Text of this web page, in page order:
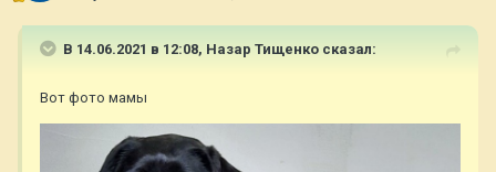
В 14.06.2021 в 12:08, Назар Тищенко сказал:
Вот фото мамы